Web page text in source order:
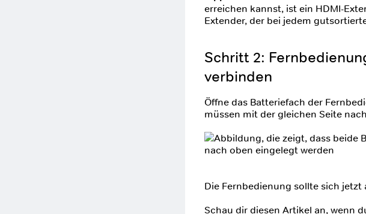
erreichen kannst, ist ein HDMI-
Extender, der bei jedem
Schritt 2:
verbinden
Öffne das Batteriefach der
müssen mit der gleichen Seite
Die Fernbedienung sollte sich
Schau dir diesen Artikel an, wenn